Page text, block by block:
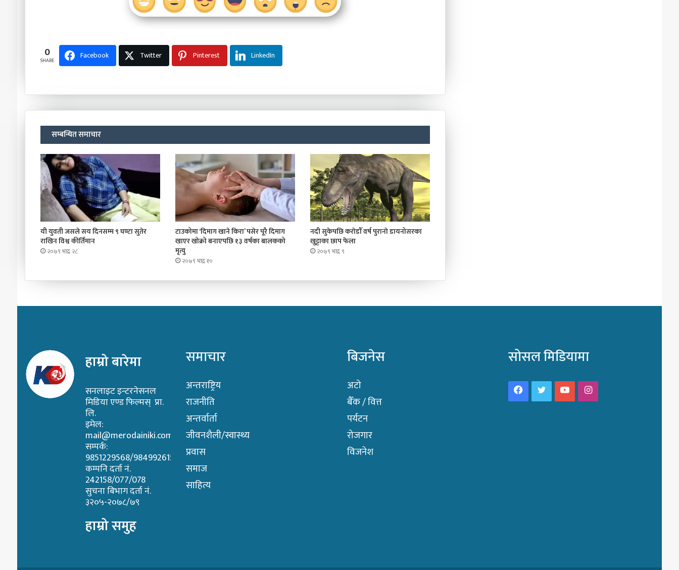
0
SHARE Facebook Twitter Pinterest LinkedIn
सम्बन्धित समाचार
यी युवती जसले सय दिनसम्म ९ घण्टा सुतेर
राखिन विश्व कीर्तिमान
२०७९ भाद्र २८
टाउकोमा ‘दिमाग खाने किरा’ पसेर पूरै दिमाग
खाएर खोक्रो बनाएपछि १३ वर्षका बालकको
मृत्यु
२०७९ भाद्र १०
नदी सुकेपछि कराेडाैँ वर्ष पुरानाे डायनोसरका
खुट्टाका छाप फेला
२०७९ भाद्र ९
हाम्रो बारेमा
सनलाइट इन्टरनेसनल
मिडिया एण्ड फिल्मस् प्रा.
लि.
इमेल:
mail@merodainiki.com
सम्पर्क:
9851229568/9849926158
कम्पनि दर्ता नं.
242158/077/078
सुचना बिभाग दर्ता नं.
३२०५-२०७८/७९
हाम्रो समुह
समाचार
अन्तराष्ट्रिय
राजनीति
अन्तर्वार्ता
जीवनशैली/स्वास्थ्य
प्रवास
समाज
साहित्य
बिजनेस
अटो
बैँक / वित्त
पर्यटन
रोजगार
विजनेश
सोसल मिडियामा
FacebookTwitterYouTubeInstagram